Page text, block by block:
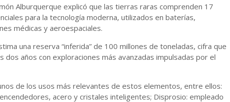
Alburquerque explicó que las tierras raras comprenden 17
para la tecnología moderna, utilizados en baterías,
médicas y aeroespaciales.
una reserva “inferida” de 100 millones de toneladas, cifra que
años con exploraciones más avanzadas impulsadas por el
de los usos más relevantes de estos elementos, entre ellos:
acero y cristales inteligentes; Disprosio: empleado